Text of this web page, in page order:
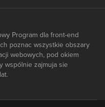
Program dla front-end
poznac wszystkie obszary
webowych, pod okiem
wspólnie zajmuja sie